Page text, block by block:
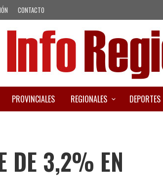
CONTACTO
PROVINCIALES REGIONALES DEPORTES
DE 3,2% EN